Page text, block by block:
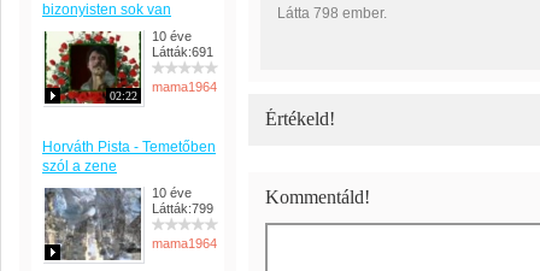
bizonyisten sok van
02:22
10 éve
Látták:691
mama1964
Horváth Pista - Temetőben
szól a zene
10 éve
Látták:799
mama1964
Látta 798 ember.
Értékeld!
Kommentáld!